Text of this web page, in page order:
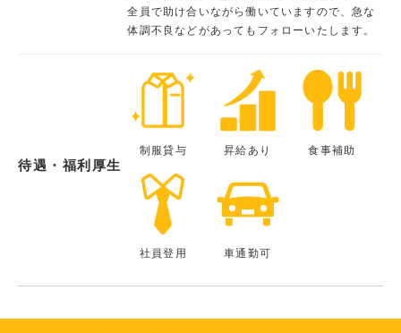
全員で助け合いながら働いていますので、急な
体調不良などがあってもフォローいたします。
待遇・福利厚生
制服貸与 昇給あり 食事補助
社員登用 車通勤可